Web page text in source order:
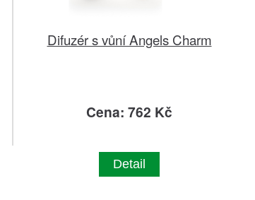
Difuzér s vůní Angels Charm
Cena: 762 Kč
Detail